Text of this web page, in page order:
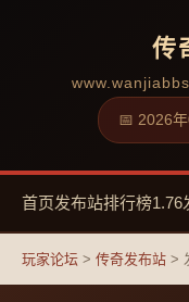
传
📅 2026
首页发布站排行榜1.76
玩家论坛 > 传奇发布站 >